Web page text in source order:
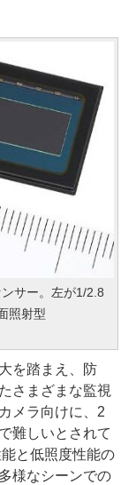
サー。左が1/2.8
照射型
を踏まえ、防
さまざまな監視
メラ向けに、2
難しいとされて
と低照度性能の
様なシーンでの